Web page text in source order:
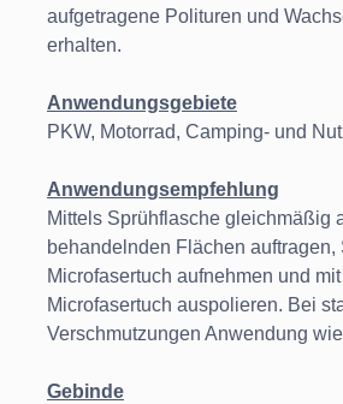
aufgetragene Polituren und
erhalten.
Anwendungsgebiete
PKW, Motorrad, Camping- und
Anwendungsempfehlung
Mittels Sprühflasche gleichmäßig
behandelnden Flächen auftragen,
Microfasertuch aufnehmen und
Microfasertuch auspolieren. Bei
Verschmutzungen Anwendung
Gebinde